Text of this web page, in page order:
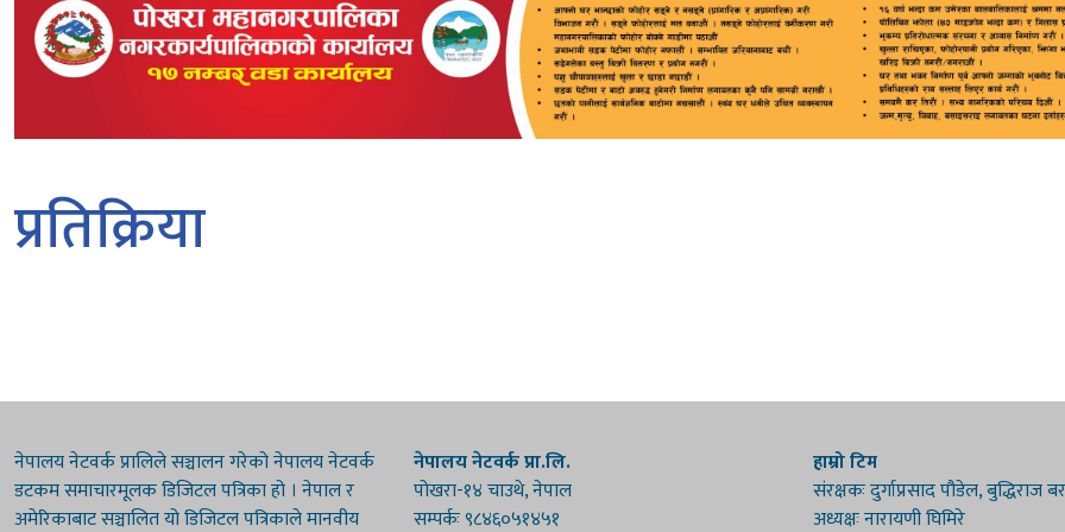
प्रतिक्रिया
नेपालय नेटवर्क प्रालिले सञ्चालन गरेको नेपालय नेटवर्क
डटकम समाचारमूलक डिजिटल पत्रिका हो । नेपाल र
अमेरिकाबाट सञ्चालित यो डिजिटल पत्रिकाले मानवीय
नेपालय नेटवर्क प्रा.लि.
पोखरा-१४ चाउथे, नेपाल
सम्पर्कः ९८४६०५१४५१
हाम्रो टिम
संरक्षकः दुर्गाप्रसाद पौडेल, बुद्धिराज
अध्यक्षः नारायणी घिमिरे